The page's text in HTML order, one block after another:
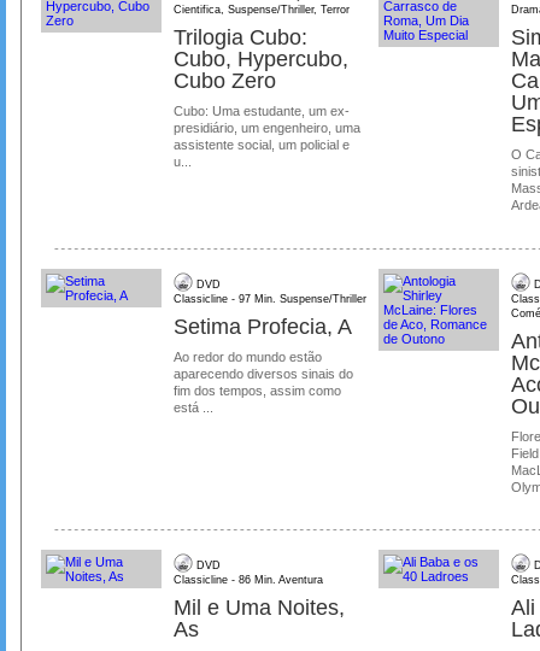
Cientifica, Suspense/Thriller, Terror
Trilogia Cubo:
Cubo, Hypercubo,
Cubo Zero
Cubo: Uma estudante, um ex-
presidiário, um engenheiro, uma
assistente social, um policial e
u...
O
DVD
Classicline - 97 Min. Suspense/Thriller
Setima Profecia, A
Ao redor do mundo estão
aparecendo diversos sinais do
fim dos tempos, assim como
está ...
DVD
Classicline - 86 Min. Aventura
Mil e Uma Noites,
As
Ali